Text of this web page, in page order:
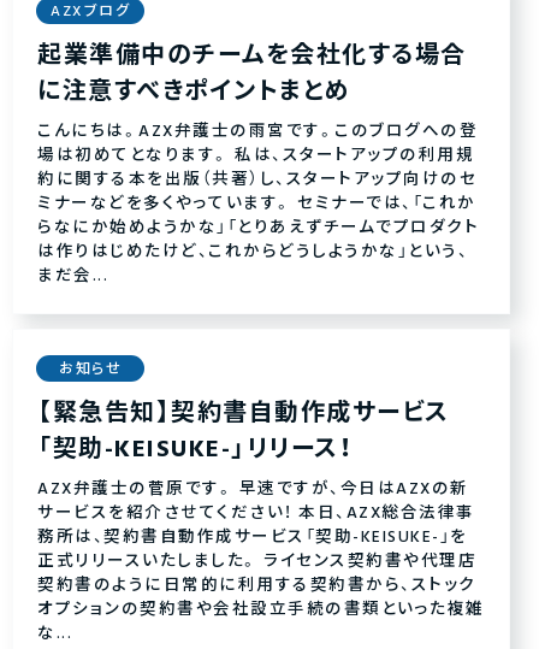
AZXブログ
起業準備中のチームを会社化する場合
に注意すべきポイントまとめ
こんにちは。AZX弁護士の雨宮です。このブログへの登
場は初めてとなります。 私は、スタートアップの利用規
約に関する本を出版（共著）し、スタートアップ向けのセ
ミナーなどを多くやっています。 セミナーでは、「これか
らなにか始めようかな」「とりあえずチームでプロダクト
は作りはじめたけど、これからどうしようかな」という、
まだ会...
お知らせ
【緊急告知】契約書自動作成サービス
「契助-KEISUKE-」リリース！
AZX弁護士の菅原です。 早速ですが、今日はAZXの新
サービスを紹介させてください！ 本日、AZX総合法律事
務所は、契約書自動作成サービス「契助-KEISUKE-」を
正式リリースいたしました。 ライセンス契約書や代理店
契約書のように日常的に利用する契約書から、ストック
オプションの契約書や会社設立手続の書類といった複雑
な...